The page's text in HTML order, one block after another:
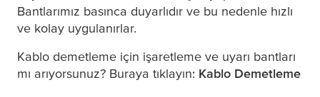
Bantlarımız basınca duyarlıdır ve bu nedenle hızlı
ve kolay uygulanırlar.
Kablo demetleme için işaretleme ve uyarı bantları
mı arıyorsunuz? Buraya tıklayın: Kablo Demetleme